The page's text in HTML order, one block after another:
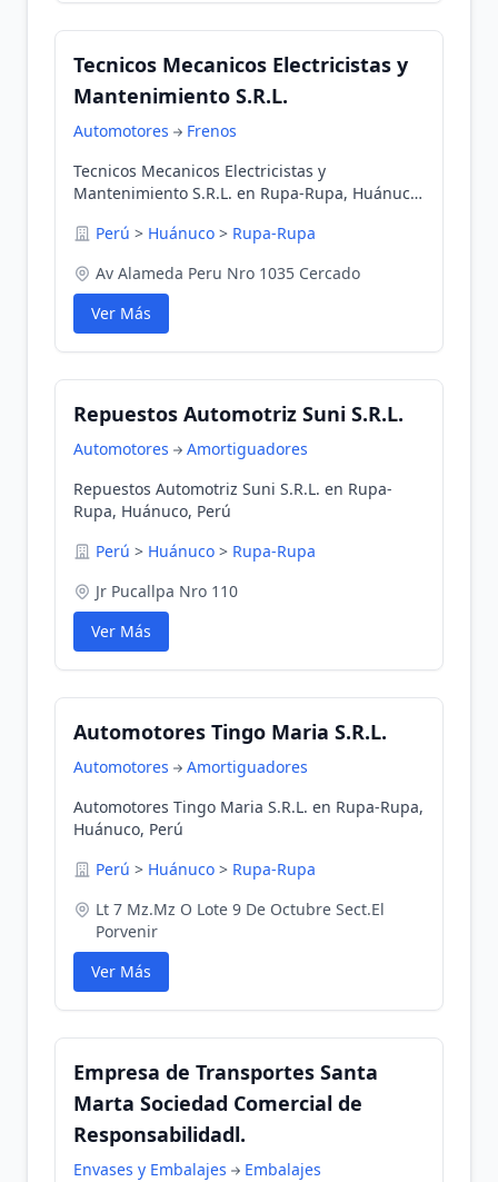
Tecnicos Mecanicos Electricistas y
Mantenimiento S.R.L.
Automotores
Frenos
Tecnicos Mecanicos Electricistas y
Mantenimiento S.R.L. en Rupa-Rupa, Huánuco,
Perú > Huánuco > Rupa-Rupa
Av Alameda Peru Nro 1035 Cercado
Ver Más
Repuestos Automotriz Suni S.R.L.
Automotores
Amortiguadores
Repuestos Automotriz Suni S.R.L. en Rupa-
Rupa, Huánuco, Perú
Perú > Huánuco > Rupa-Rupa
Jr Pucallpa Nro 110
Ver Más
Automotores Tingo Maria S.R.L.
Automotores
Amortiguadores
Automotores Tingo Maria S.R.L. en Rupa-Rupa,
Huánuco, Perú
Perú > Huánuco > Rupa-Rupa
Lt 7 Mz.Mz O Lote 9 De Octubre Sect.El
Porvenir
Ver Más
Empresa de Transportes Santa
Marta Sociedad Comercial de
Responsabilidadl.
Envases y Embalajes
Embalajes